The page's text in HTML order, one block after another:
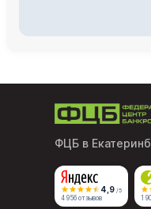
ФЦБ в
4,9 /5
4 956 отзывов 1